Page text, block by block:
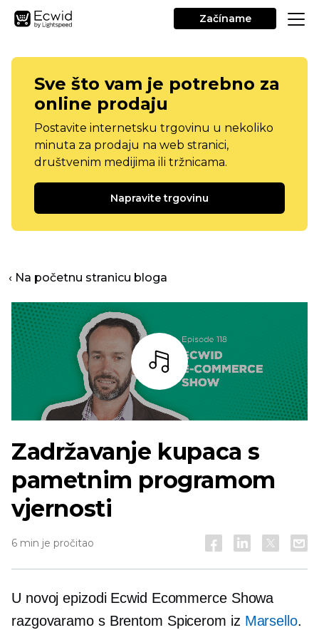
Začíname
Sve što vam je potrebno za
online prodaju
Postavite internetsku trgovinu u nekoliko
minuta za prodaju na web stranici,
društvenim medijima ili tržnicama.
Napravite trgovinu
‹ Na početnu stranicu bloga
Slušaj
Zadržavanje kupaca s
pametnim programom
vjernosti
6 min je pročitao
U novoj epizodi Ecwid Ecommerce Showa
razgovaramo s Brentom Spicerom iz Marsello.